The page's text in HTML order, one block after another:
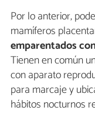
Por lo anterior,
mamíferos
emparentados
Tienen en común
con aparato
para marcaje y
hábitos nocturnos